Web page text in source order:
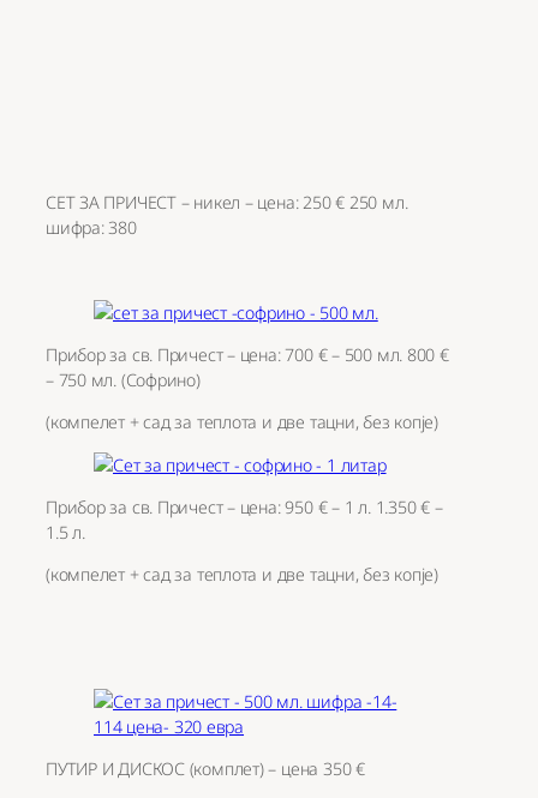
СЕТ ЗА ПРИЧЕСТ – никел – цена: 250 € 250 мл.
шифра: 380
Прибор за св. Причест – цена: 700 € – 500 мл. 800 €
– 750 мл. (Софрино)
(компелет + сад за теплота и две тацни, без копје)
Прибор за св. Причест – цена: 950 € – 1 л. 1.350 € –
1.5 л.
(компелет + сад за теплота и две тацни, без копје)
ПУТИР И ДИСКОС (комплет) – цена 350 €